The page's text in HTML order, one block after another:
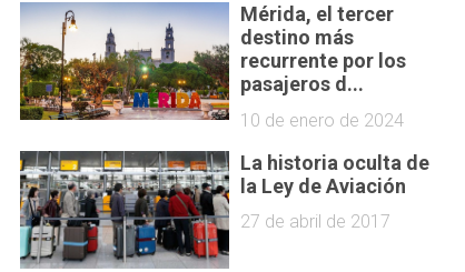
Mérida, el tercer
destino más
recurrente por los
pasajeros d...
10 de enero de 2024
La historia oculta de
la Ley de Aviación
27 de abril de 2017